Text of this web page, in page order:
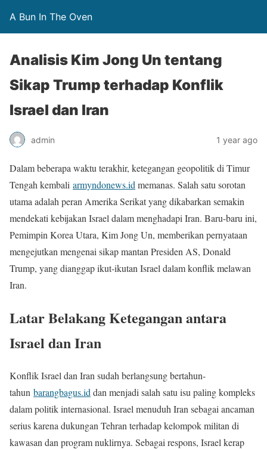
A Bun In The Oven
Analisis Kim Jong Un tentang
Sikap Trump terhadap Konflik
Israel dan Iran
admin 1 year ago
Dalam beberapa waktu terakhir, ketegangan geopolitik di Timur
Tengah kembali armyndonews.id memanas. Salah satu sorotan
utama adalah peran Amerika Serikat yang dikabarkan semakin
mendekati kebijakan Israel dalam menghadapi Iran. Baru-baru ini,
Pemimpin Korea Utara, Kim Jong Un, memberikan pernyataan
mengejutkan mengenai sikap mantan Presiden AS, Donald
Trump, yang dianggap ikut-ikutan Israel dalam konflik melawan
Iran.
Latar Belakang Ketegangan antara
Israel dan Iran
Konflik Israel dan Iran sudah berlangsung bertahun-
tahun barangbagus.id dan menjadi salah satu isu paling kompleks
dalam politik internasional. Israel menuduh Iran sebagai ancaman
serius karena dukungan Tehran terhadap kelompok militan di
kawasan dan program nuklirnya. Sebagai respons, Israel kerap